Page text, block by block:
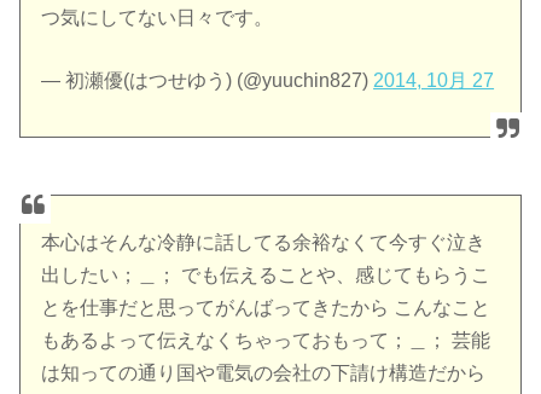
つ気にしてない日々です。
— 初瀬優(はつせゆう) (@yuuchin827) 2014, 10月 27
本心はそんな冷静に話してる余裕なくて今すぐ泣き
出したい；＿； でも伝えることや、感じてもらうこ
とを仕事だと思ってがんばってきたから こんなこと
もあるよって伝えなくちゃっておもって；＿； 芸能
は知っての通り国や電気の会社の下請け構造だから